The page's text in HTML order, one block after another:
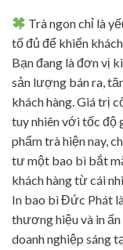
Trà ngon chỉ là
tố đủ để khiến
Bạn đang là đơn vị
sản lượng bán ra,
khách hàng. Giá trị
tuy nhiên với tốc độ
phẩm trà hiện nay,
tư một bao bì bắt
khách hàng từ cái
In bao bì Đức Phát
thương hiệu và in
doanh nghiệp sáng